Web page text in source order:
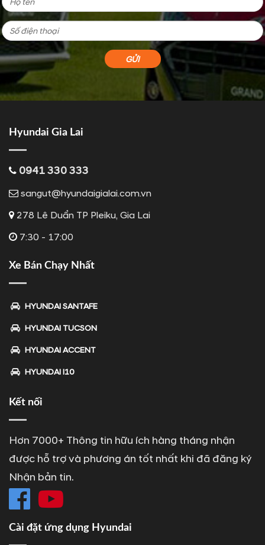
Hyundai Gia Lai
0941 330 333
sangut@hyundaigialai.com.vn
278 Lê Duẩn TP Pleiku, Gia Lai
7:30 - 17:00
Xe Bán Chạy Nhất
HYUNDAI SANTAFE
HYUNDAI TUCSON
HYUNDAI ACCENT
HYUNDAI I10
Kết nối
Hơn 7000+ Thông tin hữu ích hàng tháng nhận
được hỗ trợ và phương án tốt nhất khi đã đăng ký
Nhận bản tin.
Cài đặt ứng dụng Hyundai